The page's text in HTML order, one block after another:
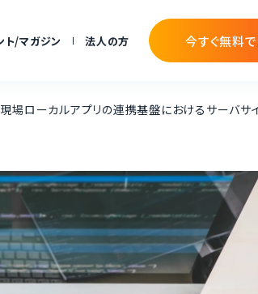
ト/マガジン 法人の方 今すぐ無料
場ローカルアプリの連携基盤におけるサーバサ